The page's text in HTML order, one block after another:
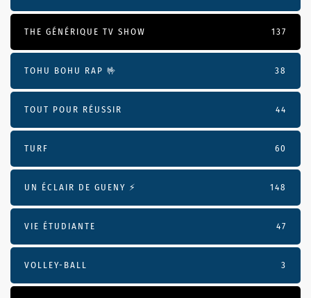
THE GÉNÉRIQUE TV SHOW 137
TOHU BOHU RAP 🤟 38
TOUT POUR RÉUSSIR 44
TURF 60
UN ÉCLAIR DE GUENY ⚡️ 148
VIE ÉTUDIANTE 47
VOLLEY-BALL 3